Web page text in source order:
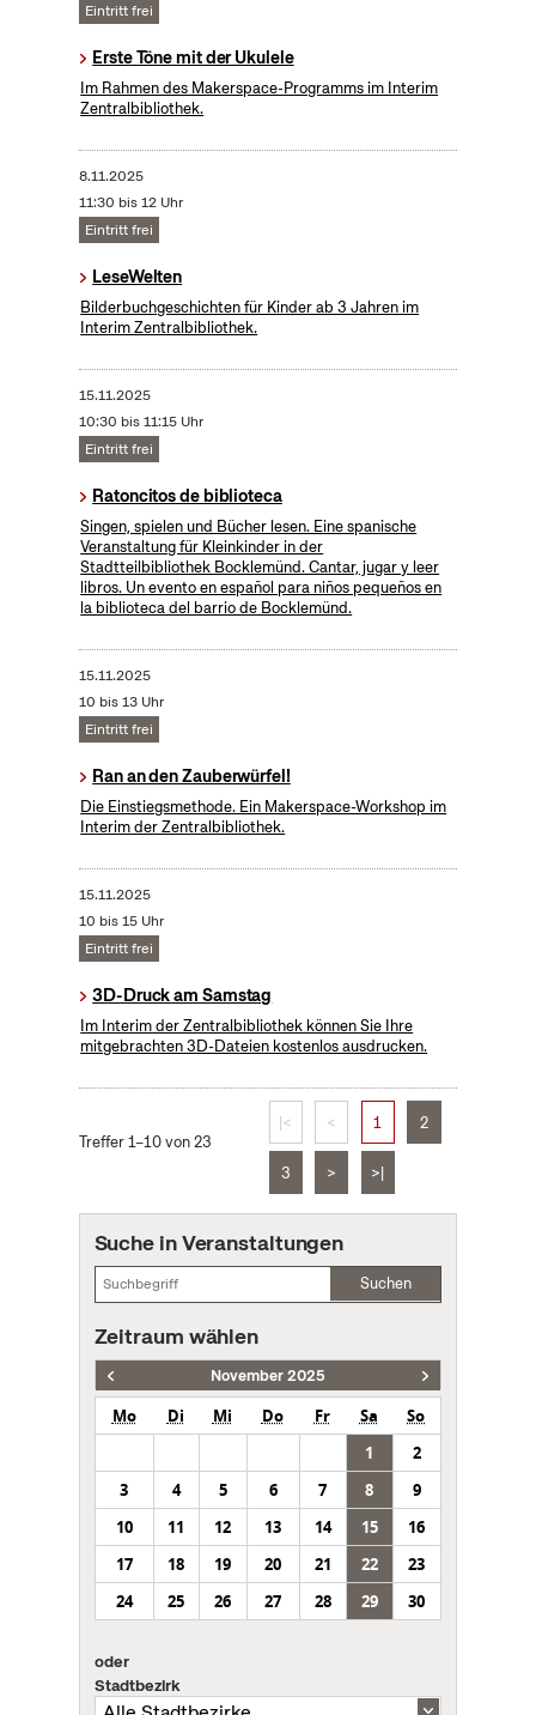
Eintritt frei
Erste Töne mit der Ukulele
Im Rahmen des Makerspace-Programms im Interim
Zentralbibliothek.
8.11.2025
11:30 bis 12 Uhr
Eintritt frei
LeseWelten
Bilderbuchgeschichten für Kinder ab 3 Jahren im
Interim Zentralbibliothek.
15.11.2025
10:30 bis 11:15 Uhr
Eintritt frei
Ratoncitos de biblioteca
Singen, spielen und Bücher lesen. Eine spanische
Veranstaltung für Kleinkinder in der
Stadtteilbibliothek Bocklemünd. Cantar, jugar y leer
libros. Un evento en español para niños pequeños en
la biblioteca del barrio de Bocklemünd.
15.11.2025
10 bis 13 Uhr
Eintritt frei
Ran an den Zauberwürfel!
Die Einstiegsmethode. Ein Makerspace-Workshop im
Interim der Zentralbibliothek.
15.11.2025
10 bis 15 Uhr
Eintritt frei
3D-Druck am Samstag
Im Interim der Zentralbibliothek können Sie Ihre
mitgebrachten 3D-Dateien kostenlos ausdrucken.
Treffer 1–10 von 23
|< < 1 2
3 > >|
Suche in Veranstaltungen
Suchen
Zeitraum wählen
November 2025
Mo Di Mi Do Fr Sa
So
1
2
3
4 5 6 7 8
9
10
11 12 13 14 15
16
17
18 19 20 21 22
23
24
25 26 27 28 29 30
oder
Stadtbezirk